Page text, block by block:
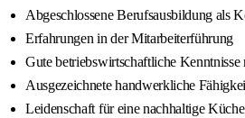
Abgeschlossene Berufsausbildung als
Erfahrungen in der Mitarbeiterführung
Gute betriebswirtschaftliche
Ausgezeichnete handwerkliche
Leidenschaft für eine nachhaltige